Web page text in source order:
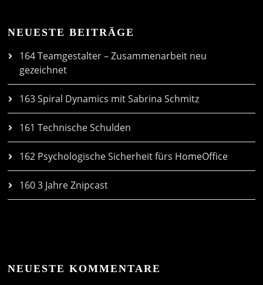
NEUESTE BEITRÄGE
164 Teamgestalter – Zusammenarbeit neu
gezeichnet
163 Spiral Dynamics mit Sabrina Schmitz
161 Technische Schulden
162 Psychologische Sicherheit fürs HomeOffice
160 3 Jahre Znipcast
NEUESTE KOMMENTARE